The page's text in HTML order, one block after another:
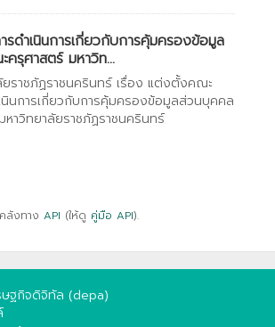
ดำเนินการเกี่ยวกับการคุ้มครองข้อมูล
รุศาสตร์ มหาวิท...
ยราชภัฏราชนครินทร์ เรื่อง แต่งตั้งคณะ
นินการเกี่ยวกับการคุ้มครองข้อมูลส่วนบุคคล
าวิทยาลัยราชภัฏราชนครินทร์
ลังทาง API (ให้ดู คู่มือ API).
ษฐกิจดิจิทัล (depa)